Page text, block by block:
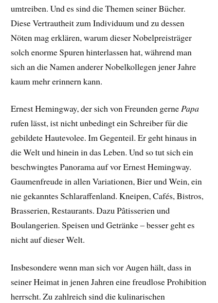
umtreiben. Und es sind die Themen seiner Bücher.
Diese Vertrautheit zum Individuum und zu dessen
Nöten mag erklären, warum dieser Nobelpreisträger
solch enorme Spuren hinterlassen hat, während man
sich an die Namen anderer Nobelkollegen jener Jahre
kaum mehr erinnern kann.
Ernest Hemingway, der sich von Freunden gernePapa
rufen lässt, ist nicht unbedingt ein Schreiber für die
gebildete Hautevolee. Im Gegenteil. Er geht hinaus in
die Welt und hinein in das Leben. Und so tut sich ein
beschwingtes Panorama auf vor Ernest Hemingway.
Gaumenfreude in allen Variationen, Bier und Wein, ein
nie gekanntes Schlaraffenland. Kneipen, Cafés, Bistros,
Brasserien, Restaurants. Dazu Pâtisserien und
Boulangerien. Speisen und Getränke – besser geht es
nicht auf dieser Welt.
Insbesondere wenn man sich vor Augen hält, dass in
seiner Heimat in jenen Jahren eine freudlose Prohibition
herrscht. Zu zahlreich sind die kulinarischen